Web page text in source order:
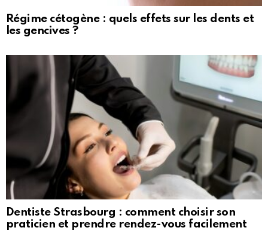
Régime cétogène : quels effets sur les dents et
les gencives ?
Dentiste Strasbourg : comment choisir son
praticien et prendre rendez-vous facilement